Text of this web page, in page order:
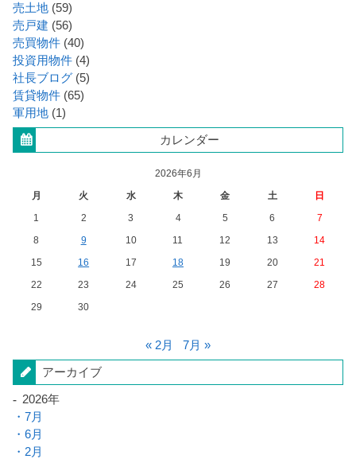
売土地 (59)
売戸建 (56)
売買物件 (40)
投資用物件 (4)
社長ブログ (5)
賃貸物件 (65)
軍用地 (1)
カレンダー
2026年6月
月
火 水 木 金 土
日
1
2 3 4 5 6
7
8
9 10 11 12 13
14
15
16 17 18 19 20
21
22
23 24 25 26 27
28
29
30
« 2月 7月 »
アーカイブ
2026年
7月
6月
2月